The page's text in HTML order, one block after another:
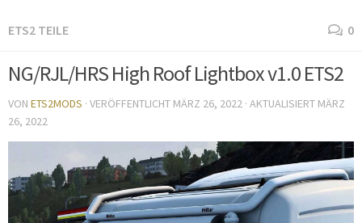
ETS2 TEILE 0
NG/RJL/HRS High Roof Lightbox v1.0 ETS2
VON ETS2MODS · VERÖFFENTLICHT MÄRZ 26, 2022 · AKTUALISIERT MÄRZ
26, 2022